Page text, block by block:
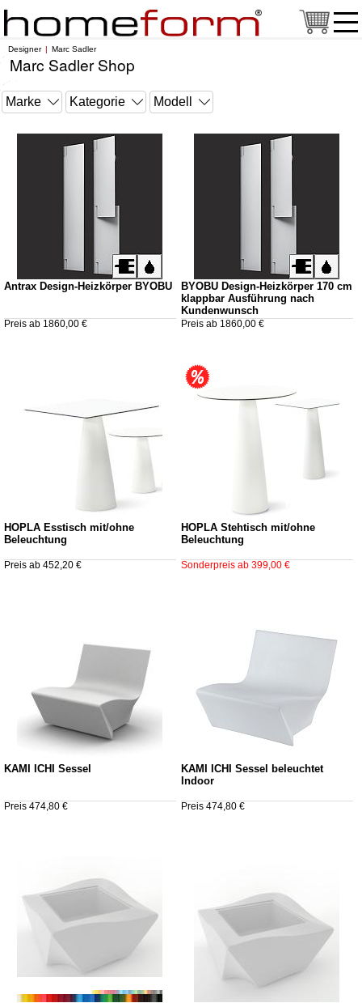
Designer Marc Sadler
Marc Sadler Shop
Antrax Design-Heizkörper BYOBU
Preis ab 1860,00 €
BYOBU Design-Heizkörper 170 cm
klappbar Ausführung nach
Kundenwunsch
Preis ab 1860,00 €
HOPLÀ Esstisch mit/ohne
Beleuchtung
Preis ab 452,20 €
HOPLÀ Stehtisch mit/ohne
Beleuchtung
Sonderpreis ab 399,00 €
KAMI ICHI Sessel
Preis 474,80 €
KAMI ICHI Sessel beleuchtet
Indoor
Preis 474,80 €